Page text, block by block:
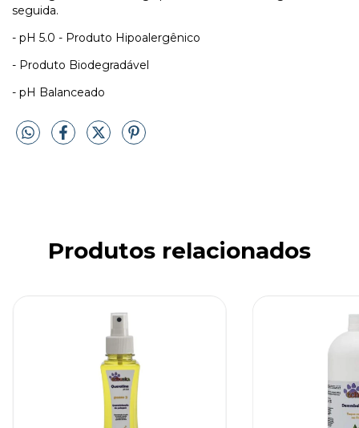
seguida.
- pH 5.0 - Produto Hipoalergênico
- Produto Biodegradável
- pH Balanceado
Produtos relacionados